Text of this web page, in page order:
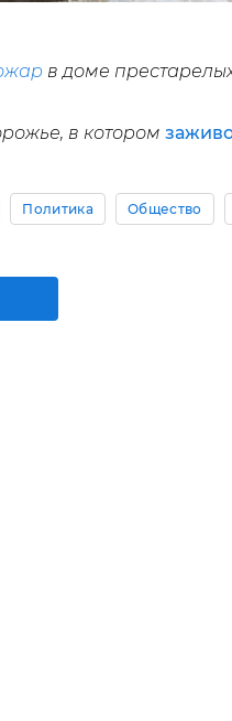
в доме
в котором
Политика Общество